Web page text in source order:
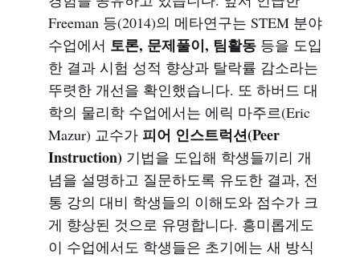
Freeman 등(2014)의 메타연구는 STEM 분야
수업에서 토론, 문제풀이, 팀활동등을 도입
한 결과 시험 성적 향상과 탈락률 감소라는
뚜렷한 개선을 확인했습니다. 또 하버드 대
학의 물리학 수업에서는 에릭 마주르(Eric
Mazur) 교수가 피어 인스트럭션(Peer
Instruction)기법을 도입해 학생들끼리 개
념을 설명하고 질문하도록 유도한 결과, 전
통 강의 대비 학생들의 이해도와 점수가 크
게 향상된 것으로 유명합니다. 흥미롭게도
이 수업에서도 학생들은 초기에는 새 방식